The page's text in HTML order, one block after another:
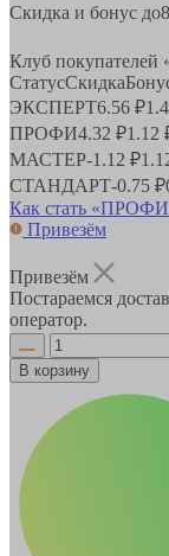
Скидка и бонус до
Клуб
СтатусСкидка
ЭКСПЕРТ6.56 ₽
ПРОФИ4.32 ₽1.12
МАСТЕР-1.12 ₽
СТАНДАРТ-0.75 ₽
Как стать
Привезём
Привезём
Постараемся
оператор.
В корзину